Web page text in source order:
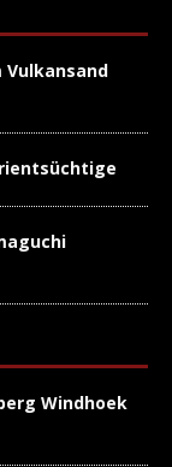
Vulkansand
Windhoek